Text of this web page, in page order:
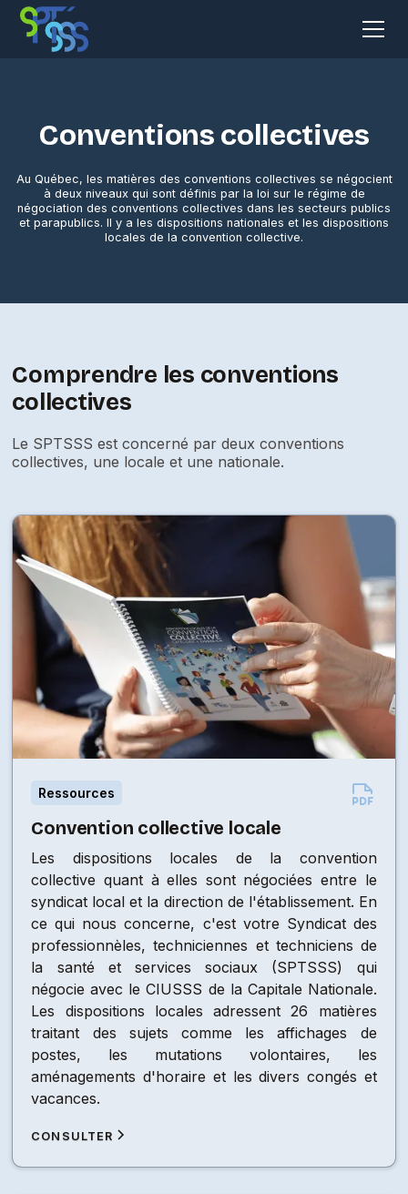
Conventions collectives
Au Québec, les matières des conventions collectives se négocient
à deux niveaux qui sont définis par la loi sur le régime de
négociation des conventions collectives dans les secteurs publics
et parapublics. Il y a les dispositions nationales et les dispositions
locales de la convention collective.
Comprendre les conventions
collectives
Le SPTSSS est concerné par deux conventions
collectives, une locale et une nationale.
Ressources
Convention collective locale
Les dispositions locales de la convention
collective quant à elles sont négociées entre le
syndicat local et la direction de l'établissement. En
ce qui nous concerne, c'est votre Syndicat des
professionnèles, techniciennes et techniciens de
la santé et services sociaux (SPTSSS) qui
négocie avec le CIUSSS de la Capitale Nationale.
Les dispositions locales adressent 26 matières
traitant des sujets comme les affichages de
postes, les mutations volontaires, les
aménagements d'horaire et les divers congés et
vacances.
CONSULTER